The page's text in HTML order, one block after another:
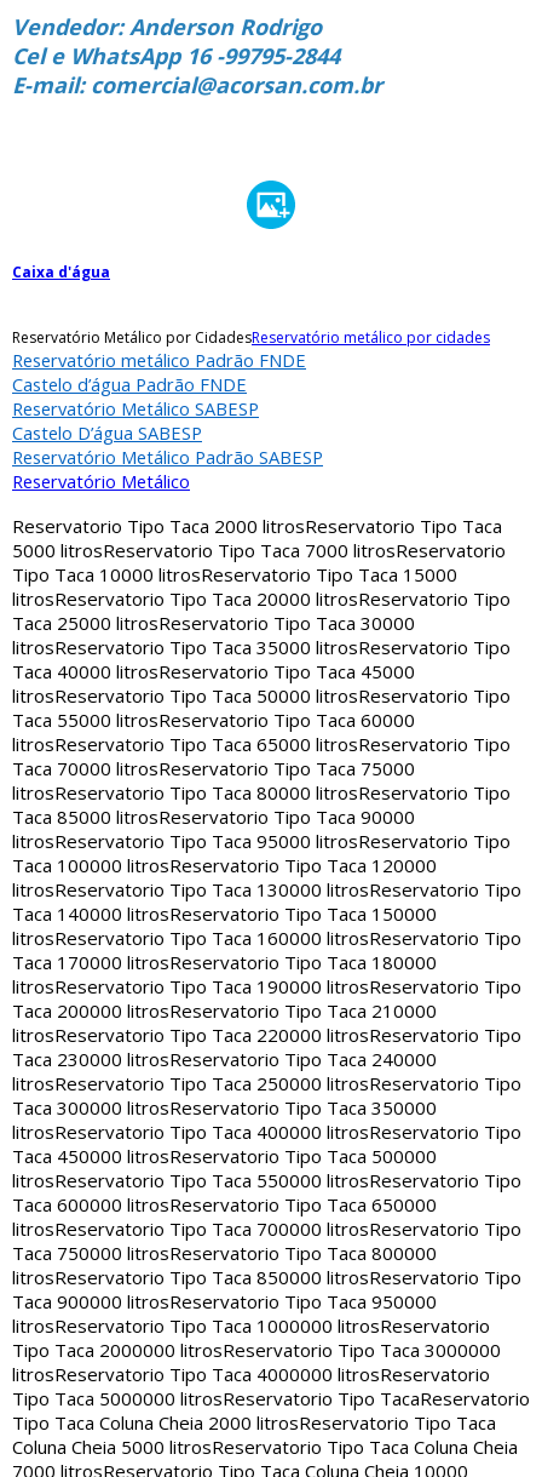
Vendedor: Anderson Rodrigo
Cel e WhatsApp 16 -99795-2844
E-mail: comercial@acorsan.com.br
Caixa d'água
Reservatório Metálico por CidadesReservatório metálico por cidades
Reservatório metálico Padrão FNDE
Castelo d’água Padrão FNDE
Reservatório Metálico SABESP
Castelo D’água SABESP
Reservatório Metálico Padrão SABESP
Reservatório Metálico
Reservatorio Tipo Taca 2000 litrosReservatorio Tipo Taca
5000 litrosReservatorio Tipo Taca 7000 litrosReservatorio
Tipo Taca 10000 litrosReservatorio Tipo Taca 15000
litrosReservatorio Tipo Taca 20000 litrosReservatorio Tipo
Taca 25000 litrosReservatorio Tipo Taca 30000
litrosReservatorio Tipo Taca 35000 litrosReservatorio Tipo
Taca 40000 litrosReservatorio Tipo Taca 45000
litrosReservatorio Tipo Taca 50000 litrosReservatorio Tipo
Taca 55000 litrosReservatorio Tipo Taca 60000
litrosReservatorio Tipo Taca 65000 litrosReservatorio Tipo
Taca 70000 litrosReservatorio Tipo Taca 75000
litrosReservatorio Tipo Taca 80000 litrosReservatorio Tipo
Taca 85000 litrosReservatorio Tipo Taca 90000
litrosReservatorio Tipo Taca 95000 litrosReservatorio Tipo
Taca 100000 litrosReservatorio Tipo Taca 120000
litrosReservatorio Tipo Taca 130000 litrosReservatorio Tipo
Taca 140000 litrosReservatorio Tipo Taca 150000
litrosReservatorio Tipo Taca 160000 litrosReservatorio Tipo
Taca 170000 litrosReservatorio Tipo Taca 180000
litrosReservatorio Tipo Taca 190000 litrosReservatorio Tipo
Taca 200000 litrosReservatorio Tipo Taca 210000
litrosReservatorio Tipo Taca 220000 litrosReservatorio Tipo
Taca 230000 litrosReservatorio Tipo Taca 240000
litrosReservatorio Tipo Taca 250000 litrosReservatorio Tipo
Taca 300000 litrosReservatorio Tipo Taca 350000
litrosReservatorio Tipo Taca 400000 litrosReservatorio Tipo
Taca 450000 litrosReservatorio Tipo Taca 500000
litrosReservatorio Tipo Taca 550000 litrosReservatorio Tipo
Taca 600000 litrosReservatorio Tipo Taca 650000
litrosReservatorio Tipo Taca 700000 litrosReservatorio Tipo
Taca 750000 litrosReservatorio Tipo Taca 800000
litrosReservatorio Tipo Taca 850000 litrosReservatorio Tipo
Taca 900000 litrosReservatorio Tipo Taca 950000
litrosReservatorio Tipo Taca 1000000 litrosReservatorio
Tipo Taca 2000000 litrosReservatorio Tipo Taca 3000000
litrosReservatorio Tipo Taca 4000000 litrosReservatorio
Tipo Taca 5000000 litrosReservatorio Tipo TacaReservatorio
Tipo Taca Coluna Cheia 2000 litrosReservatorio Tipo Taca
Coluna Cheia 5000 litrosReservatorio Tipo Taca Coluna Cheia
7000 litrosReservatorio Tipo Taca Coluna Cheia 10000